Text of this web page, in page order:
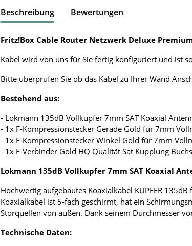
Beschreibung Bewertungen
Fritz!Box Cable Router Netzwerk Deluxe
Kabel wird von uns für Sie fertig konfiguriert und ist
Bitte überprüfen Sie ob das Kabel zu Ihrer Wand
Bestehend aus:
- Lokmann 135dB Vollkupfer 7mm SAT Koaxial
- 1x F-Kompressionstecker Gerade Gold für 7mm
- 1x F-Kompressionstecker Winkel Gold für 7mm
- 1x F-Verbinder Gold HQ Qualität Sat Kupplung
Lokmann 135dB Vollkupfer 7mm SAT Koaxial
Hochwertig aufgebautes Koaxialkabel KUPFER
Koaxialkabel ist 5-fach geschirmt, hat ein
Störquellen von außen. Dank seinem Durchmesser
Technische Daten: